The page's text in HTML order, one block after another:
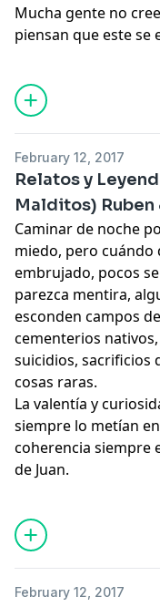
Mucha gente no
piensan que este se
pecadores
castigos por toda la
February 12, 2017
Relatos y
Malditos) Ruben
Caminar de noche
miedo, pero cuándo
embrujado, pocos
parezca mentira,
esconden campos
cementerios
suicidios, sacrificios
cosas raras.
La valentía y
siempre lo metían
coherencia siempre
de Juan.
February 12, 2017